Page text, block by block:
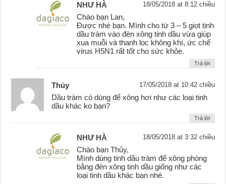
NHƯ HÀ 18/05/2018 at 8:12 chiều
Chào bạn Lan,
Được nhé bạn. Mình cho từ 3 – 5 giọt tinh
dầu tràm vào đèn xông tinh dầu vừa giúp
xua muỗi và thanh lọc không khí, ức chế
virus H5N1 rất tốt cho sức khỏe.
Trả lời
Thủy 17/05/2018 at 10:42 chiều
Dầu tràm có dùng để xông hơi như các loại tinh
dầu khác ko bạn?
Trả lời
NHƯ HÀ 18/05/2018 at 3:32 chiều
Chào bạn Thủy,
Mình dùng tinh dầu tràm để xông phòng
bằng đèn xông tinh dầu giống như các
loại tinh dầu khác bạn nhé.